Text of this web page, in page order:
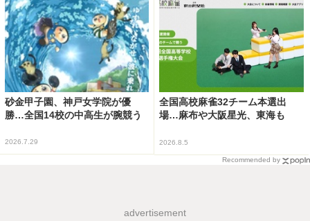
砂金甲子園、神戸女学院が優
勝…全国14校の中高生が腕競う
2026.7.29
全国高校麻雀32チーム本選出
場…麻布や大阪星光、東海も
2026.8.5
Recommended by
advertisement